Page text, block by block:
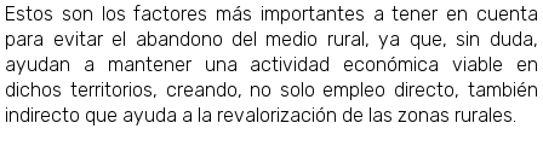
Estos son los factores más importantes a tener en cuenta
para evitar el abandono del medio rural, ya que, sin duda,
ayudan a mantener una actividad económica viable en
dichos territorios, creando, no solo empleo directo, también
indirecto que ayuda a la revalorización de las zonas rurales.